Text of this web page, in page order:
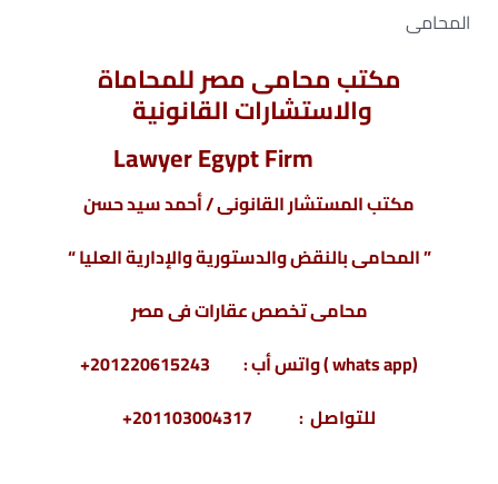
المحامى
مكتب محامى مصر للمحاماة
والاستشارات القانونية
مكتب المستشار القانونى / أحمد سيد حسن
” المحامى بالنقض والدستورية والإدارية العليا “
محامى تخصص عقارات فى مصر
(whats app ) واتس أب : 201220615243+
للتواصل : 201103004317+